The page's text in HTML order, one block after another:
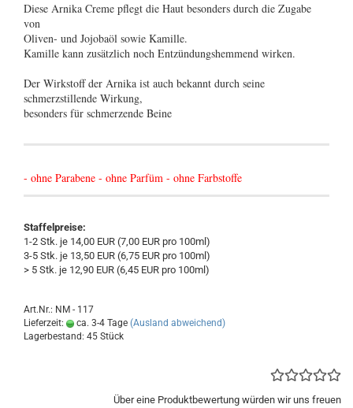
Diese Arnika Creme pflegt die Haut besonders durch die Zugabe
von
Oliven- und Jojobaöl sowie Kamille.
Kamille kann zusätzlich noch Entzündungshemmend wirken.
Der Wirkstoff der Arnika ist auch bekannt durch seine
schmerzstillende Wirkung,
besonders für schmerzende Beine
- ohne Parabene - ohne Parfüm - ohne Farbstoffe
Staffelpreise:
1-2 Stk. je 14,00 EUR (7,00 EUR pro 100ml)
3-5 Stk. je 13,50 EUR (6,75 EUR pro 100ml)
> 5 Stk. je 12,90 EUR (6,45 EUR pro 100ml)
Art.Nr.: NM - 117
Lieferzeit:
ca. 3-4 Tage (Ausland abweichend)
Lagerbestand: 45 Stück
Über eine Produktbewertung würden wir uns freuen